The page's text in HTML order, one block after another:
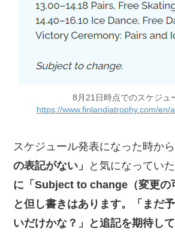
8月21日時点でのスケジ
https://www.finlandiatrophy.com/en/
スケジュール発表になった時から
の表記がない」
と気になってい
に「Subject to change（変更の
と但し書きはあります。「まだ
いだけかな？」と追記を期待して